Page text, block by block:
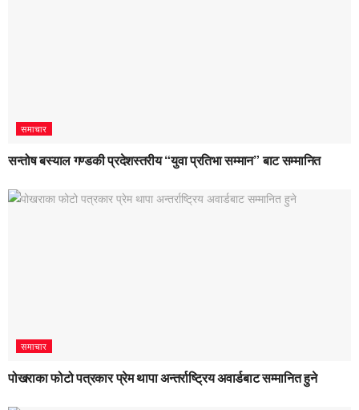
समाचार
सन्तोष बस्याल गण्डकी प्रदेशस्तरीय “युवा प्रतिभा सम्मान” बाट सम्मानित
समाचार
पोखराका फोटो पत्रकार प्रेम थापा अन्तर्राष्ट्रिय अवार्डबाट सम्मानित हुने